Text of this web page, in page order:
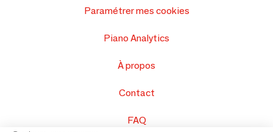
Paramétrer mes cookies
Piano Analytics
À propos
Contact
FAQ